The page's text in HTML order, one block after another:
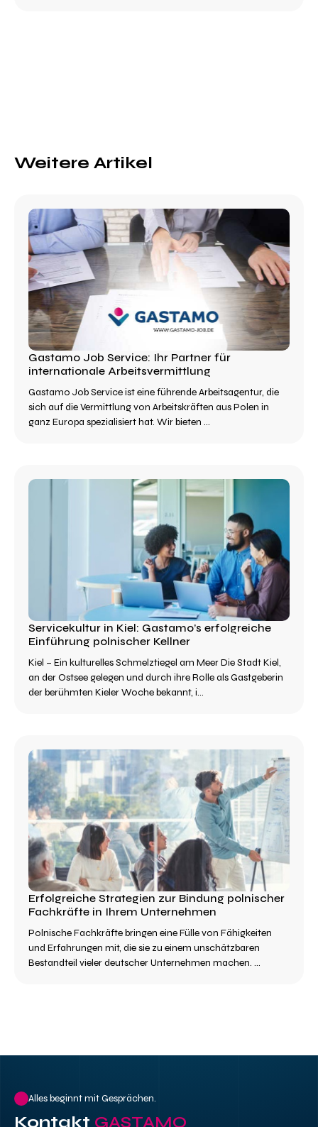
Weitere Artikel
Gastamo Job Service: Ihr Partner für
internationale Arbeitsvermittlung
Gastamo Job Service ist eine führende Arbeitsagentur, die
sich auf die Vermittlung von Arbeitskräften aus Polen in
ganz Europa spezialisiert hat. Wir bieten ...
Servicekultur in Kiel: Gastamo’s erfolgreiche
Einführung polnischer Kellner
Kiel – Ein kulturelles Schmelztiegel am Meer Die Stadt Kiel,
an der Ostsee gelegen und durch ihre Rolle als Gastgeberin
der berühmten Kieler Woche bekannt, i...
Erfolgreiche Strategien zur Bindung polnischer
Fachkräfte in Ihrem Unternehmen
Polnische Fachkräfte bringen eine Fülle von Fähigkeiten
und Erfahrungen mit, die sie zu einem unschätzbaren
Bestandteil vieler deutscher Unternehmen machen. ...
Alles beginnt mit Gesprächen.
Kontakt GASTAMO